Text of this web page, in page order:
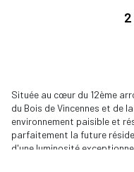
Située au cœur du 12ème
du Bois de Vincennes et de
environnement paisible et
parfaitement la future
d'une luminosité